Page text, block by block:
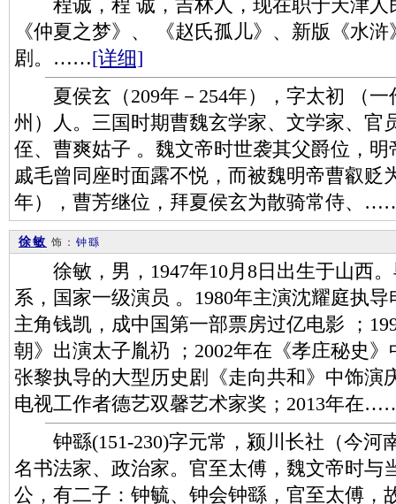
程诚，程 诚，吉林人，现在职于天津人
《仲夏之梦》、 《赵氏孤儿》、新版《水
剧。……[详细]
夏侯玄（209年－254年），字太初 （一
州）人。三国时期曹魏玄学家、文学家、官
侄、曹爽姑子 。魏文帝时世袭其父爵位，
戚毛曾同座时面露不悦，而被魏明帝曹叡贬
年），曹芳继位，拜夏侯玄为散骑常侍、
徐敏 饰： 钟繇
徐敏，男，1947年10月8日出生于山西。
系，国家一级演员 。1980年主演沈耀庭执
主角钱凯，成中国第一部票房过亿电影 ；
朝》出演太子胤礽 ；2002年在《孝庄秘史
张黎执导的大型历史剧《走向共和》中饰演
电视工作者德艺双馨艺术家奖；2013年在
钟繇(151-230)字元常，颍川长社（今河
名书法家、政治家。官至太傅，魏文帝时与
公，有二子：钟毓、钟会钟繇，官至太傅，